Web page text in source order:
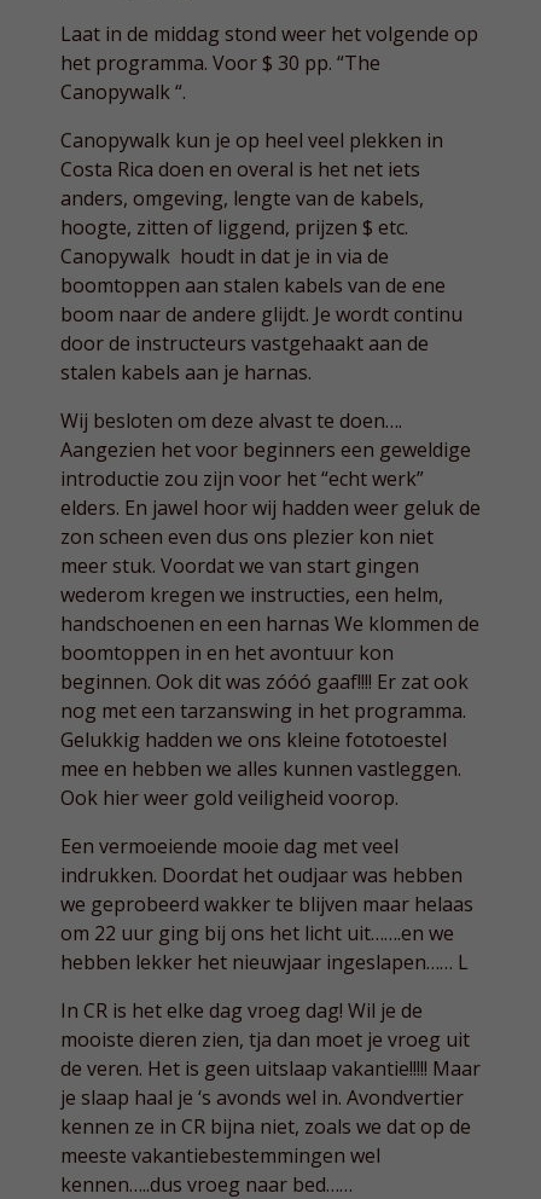
Laat in de middag stond weer het volgende op
het programma. Voor $ 30 pp. “The
Canopywalk “.
Canopywalk kun je op heel veel plekken in
Costa Rica doen en overal is het net iets
anders, omgeving, lengte van de kabels,
hoogte, zitten of liggend, prijzen $ etc.
Canopywalk houdt in dat je in via de
boomtoppen aan stalen kabels van de ene
boom naar de andere glijdt. Je wordt continu
door de instructeurs vastgehaakt aan de
stalen kabels aan je harnas.
Wij besloten om deze alvast te doen….
Aangezien het voor beginners een geweldige
introductie zou zijn voor het “echt werk”
elders. En jawel hoor wij hadden weer geluk de
zon scheen even dus ons plezier kon niet
meer stuk. Voordat we van start gingen
wederom kregen we instructies, een helm,
handschoenen en een harnas We klommen de
boomtoppen in en het avontuur kon
beginnen. Ook dit was zóóó gaaf!!!! Er zat ook
nog met een tarzanswing in het programma.
Gelukkig hadden we ons kleine fototoestel
mee en hebben we alles kunnen vastleggen.
Ook hier weer gold veiligheid voorop.
Een vermoeiende mooie dag met veel
indrukken. Doordat het oudjaar was hebben
we geprobeerd wakker te blijven maar helaas
om 22 uur ging bij ons het licht uit…….en we
hebben lekker het nieuwjaar ingeslapen…… L
In CR is het elke dag vroeg dag! Wil je de
mooiste dieren zien, tja dan moet je vroeg uit
de veren. Het is geen uitslaap vakantie!!!!! Maar
je slaap haal je ‘s avonds wel in. Avondvertier
kennen ze in CR bijna niet, zoals we dat op de
meeste vakantiebestemmingen wel
kennen…..dus vroeg naar bed……